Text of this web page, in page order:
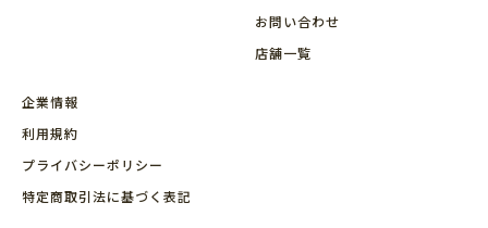
お問い合わせ
店舗⼀覧
企業情報
利用規約
プライバシーポリシー
特定商取引法に基づく表記